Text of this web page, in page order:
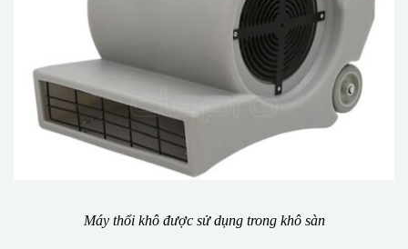
Máy thổi khô được sử dụng trong khô sàn